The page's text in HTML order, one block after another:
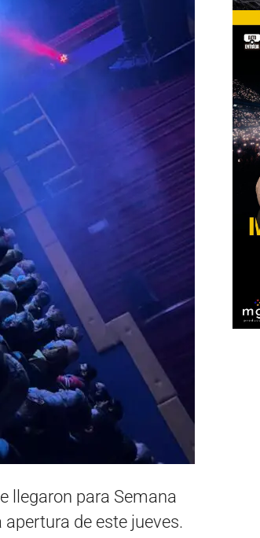
llegaron para Semana
de este jueves.